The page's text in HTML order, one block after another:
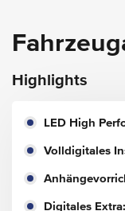
Highlights
LED High
Volldigitales
Digitales